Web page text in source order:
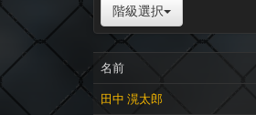
階級選択
名前
田中 滉太郎